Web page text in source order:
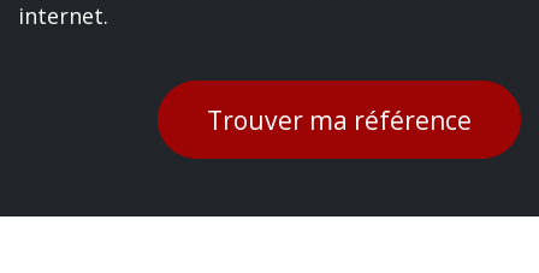
internet.
Trouver ma référence